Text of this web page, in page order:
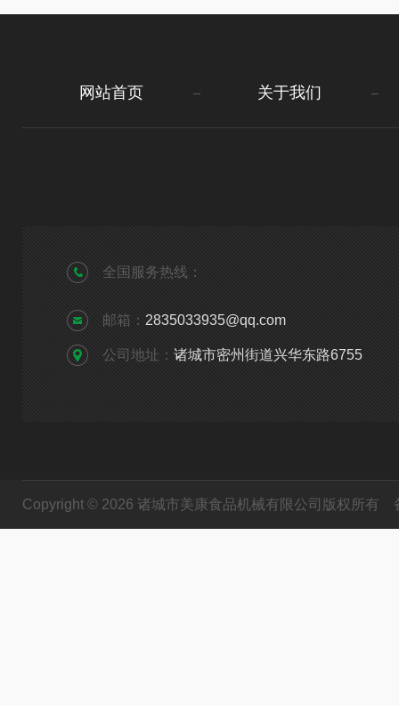
网站首页 关于我们
全国服务热线：
邮箱： 2835033935@qq.com
公司地址： 诸城市密州街道兴华东路6755
Copyright © 2026 诸城市美康食品机械有限公司版权所有